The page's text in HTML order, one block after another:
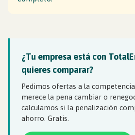
¿Tu empresa está con
quieres comparar?
Pedimos ofertas a la
merece la pena cambiar o
calculamos si la penalización
ahorro. Gratis.